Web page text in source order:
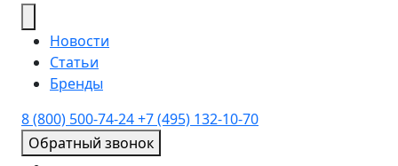
Новости
Статьи
Бренды
8 (800) 500-74-24+7 (495) 132-10-70
Обратный звонок